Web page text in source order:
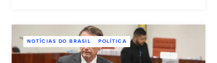
NOTÍCIAS DO BRASIL POLÍTICA